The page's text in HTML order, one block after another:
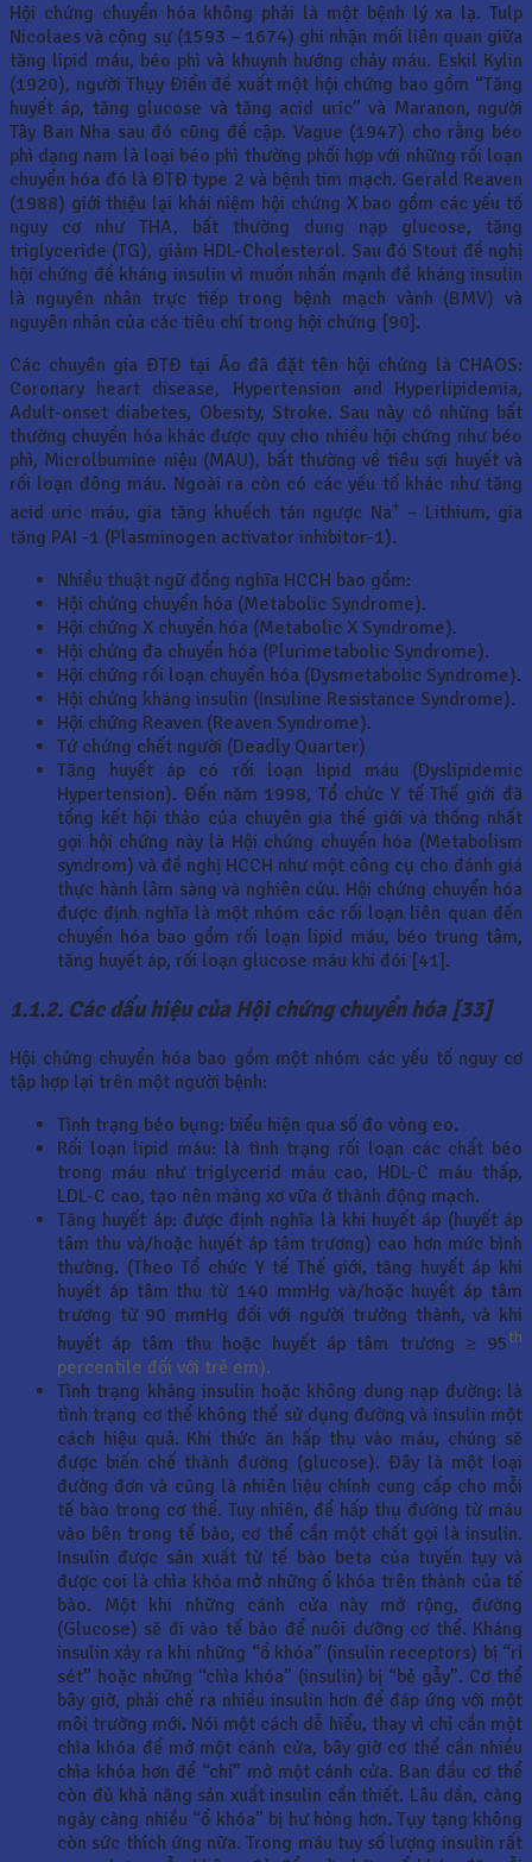
Hội chứng chuyển hóa không phải là một bệnh lý xa lạ. Tulp
Nicolaes và cộng sự (1593 – 1674) ghi nhận mối liên quan giữa
tăng lipid máu, béo phì và khuynh hướng chảy máu. Eskil Kylin
(1920), người Thụy Điển đề xuất một hội chứng bao gồm “Tăng
huyết áp, tăng glucose và tăng acid uric” và Maranon, người
Tây Ban Nha sau đó cũng đề cập. Vague (1947) cho rằng béo
phì dạng nam là loại béo phì thường phối hợp với những rối loạn
chuyển hóa đó là ĐTĐ type 2 và bệnh tim mạch. Gerald Reaven
(1988) giới thiệu lại khái niệm hội chứng X bao gồm các yếu tố
nguy cơ như THA, bất thường dung nạp glucose, tăng
triglyceride (TG), giảm HDL-Cholesterol. Sau đó Stout đề nghị
hội chứng đề kháng insulin vì muốn nhấn mạnh đề kháng insulin
là nguyên nhân trực tiếp trong bệnh mạch vành (BMV) và
nguyên nhân của các tiêu chí trong hội chứng [90].
Các chuyên gia ĐTĐ tại Áo đã đặt tên hội chứng là CHAOS:
Coronary heart disease, Hypertension and Hyperlipidemia,
Adult-onset diabetes, Obesity, Stroke. Sau này có những bất
thường chuyển hóa khác được quy cho nhiều hội chứng như béo
phì, Microlbumine niệu (MAU), bất thường về tiêu sợi huyết và
rối loạn đông máu. Ngoài ra còn có các yếu tố khác như tăng
acid uric máu, gia tăng khuếch tán ngược Na+– Lithium, gia
tăng PAI -1 (Plasminogen activator inhibitor-1).
Nhiều thuật ngữ đồng nghĩa HCCH bao gồm:
Hội chứng chuyển hóa (Metabolic Syndrome).
Hội chứng X chuyển hóa (Metabolic X Syndrome).
Hội chứng đa chuyển hóa (Plurimetabolic Syndrome).
Hội chứng rối loạn chuyển hóa (Dysmetabolic Syndrome).
Hội chứng kháng insulin (Insuline Resistance Syndrome).
Hội chứng Reaven (Reaven Syndrome).
Tứ chứng chết người (Deadly Quarter)
Tăng huyết áp có rối loạn lipid máu (Dyslipidemic
Hypertension). Đến năm 1998, Tổ chức Y tế Thế giới đã
tổng kết hội thảo của chuyên gia thế giới và thống nhất
gọi hội chứng này là Hội chứng chuyển hóa (Metabolism
syndrom) và đề nghị HCCH như một công cụ cho đánh giá
thực hành lâm sàng và nghiên cứu. Hội chứng chuyển hóa
được định nghĩa là một nhóm các rối loạn liên quan đến
chuyển hóa bao gồm rối loạn lipid máu, béo trung tâm,
tăng huyết áp, rối loạn glucose máu khi đói [41].
1.1.2. Các dấu hiệu của Hội chứng chuyển hóa [33]
Hội chứng chuyển hóa bao gồm một nhóm các yếu tố nguy cơ
tập hợp lại trên một người bệnh:
Tình trạng béo bụng: biểu hiện qua số đo vòng eo.
Rối loạn lipid máu: là tình trạng rối loạn các chất béo
trong máu như triglycerid máu cao, HDL-C máu thấp,
LDL-C cao, tạo nên mảng xơ vữa ở thành động mạch.
Tăng huyết áp: được định nghĩa là khi huyết áp (huyết áp
tâm thu và/hoặc huyết áp tâm trương) cao hơn mức bình
thường. (Theo Tổ chức Y tế Thế giới, tăng huyết áp khi
huyết áp tâm thu từ 140 mmHg và/hoặc huyết áp tâm
trương từ 90 mmHg đối với người trưởng thành, và khi
huyết áp tâm thu hoặc huyết áp tâm trương ≥ 95th
percentile đối với trẻ em).
Tình trạng kháng insulin hoặc không dung nạp đường: là
tình trạng cơ thể không thể sử dụng đường và insulin một
cách hiệu quả. Khi thức ăn hấp thụ vào máu, chúng sẽ
được biến chế thành đường (glucose). Đây là một loại
đường đơn và cũng là nhiên liệu chính cung cấp cho mỗi
tế bào trong cơ thể. Tuy nhiên, để hấp thụ đường từ máu
vào bên trong tế bào, cơ thể cần một chất gọi là insulin.
Insulin được sản xuất từ tế bào beta của tuyến tụy và
được coi là chìa khóa mở những ổ khóa trên thành của tế
bào. Một khi những cánh cửa này mở rộng, đường
(Glucose) sẽ đi vào tế bào để nuôi dưỡng cơ thể. Kháng
insulin xảy ra khi những “ổ khóa” (insulin receptors) bị “rỉ
sét” hoặc những “chìa khóa” (insulin) bị “bẻ gẫy”. Cơ thể
bây giờ, phải chế ra nhiều insulin hơn để đáp ứng với một
môi trường mới. Nói một cách dễ hiểu, thay vì chỉ cần một
chìa khóa để mở một cánh cửa, bây giờ cơ thể cần nhiều
chìa khóa hơn để “chỉ” mở một cánh cửa. Ban đầu cơ thể
còn đủ khả năng sản xuất insulin cần thiết. Lâu dần, càng
ngày càng nhiều “ổ khóa” bị hư hỏng hơn. Tụy tạng không
còn sức thích ứng nữa. Trong máu tuy số lượng insulin rất